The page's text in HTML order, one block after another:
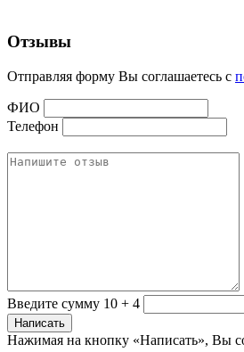
Отзывы
Отправляя форму Вы соглашаетесь с
ФИО
Телефон
Введите сумму 10 + 4
Нажимая на кнопку «Написать», Вы